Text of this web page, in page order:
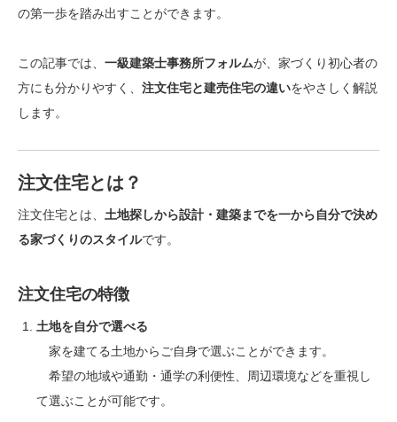
の第一歩を踏み出すことができます。
この記事では、 一級建築士事務所フォルムが、家づくり初心者の
方にも分かりやすく、 注文住宅と建売住宅の違いをやさしく解説
します。
注文住宅とは？
注文住宅とは、 土地探しから設計・建築までを一から自分で決め
る家づくりのスタイルです。
注文住宅の特徴
土地を自分で選べる
家を建てる土地からご自身で選ぶことができます。
希望の地域や通勤・通学の利便性、周辺環境などを重視し
て選ぶことが可能です。